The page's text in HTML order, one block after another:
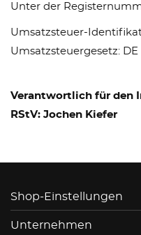
Unter der
Umsatzsteuer-
Umsatzsteuergesetz: DE
Verantwortlich für den
RStV: Jochen Kiefer
Shop-Einstellungen
Unternehmen